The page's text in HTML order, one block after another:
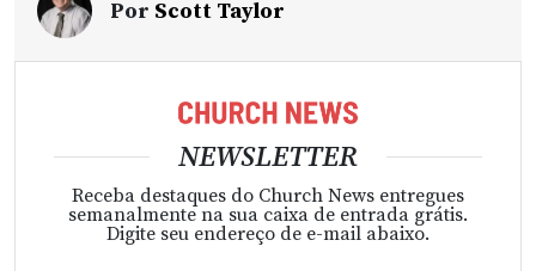
Por Scott Taylor
NEWSLETTER
Receba destaques do Church News entregues
semanalmente na sua caixa de entrada grátis.
Digite seu endereço de e-mail abaixo.